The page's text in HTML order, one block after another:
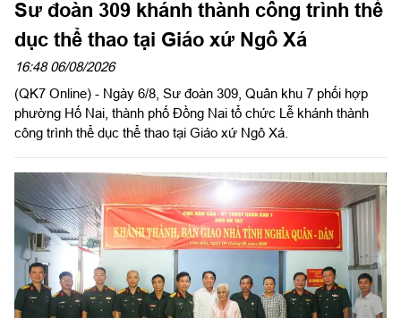
Sư đoàn 309 khánh thành công trình thể
dục thể thao tại Giáo xứ Ngô Xá
16:48 06/08/2026
(QK7 Online) - Ngày 6/8, Sư đoàn 309, Quân khu 7 phối hợp
phường Hố Nai, thành phố Đồng Nai tổ chức Lễ khánh thành
công trình thể dục thể thao tại Giáo xứ Ngô Xá.